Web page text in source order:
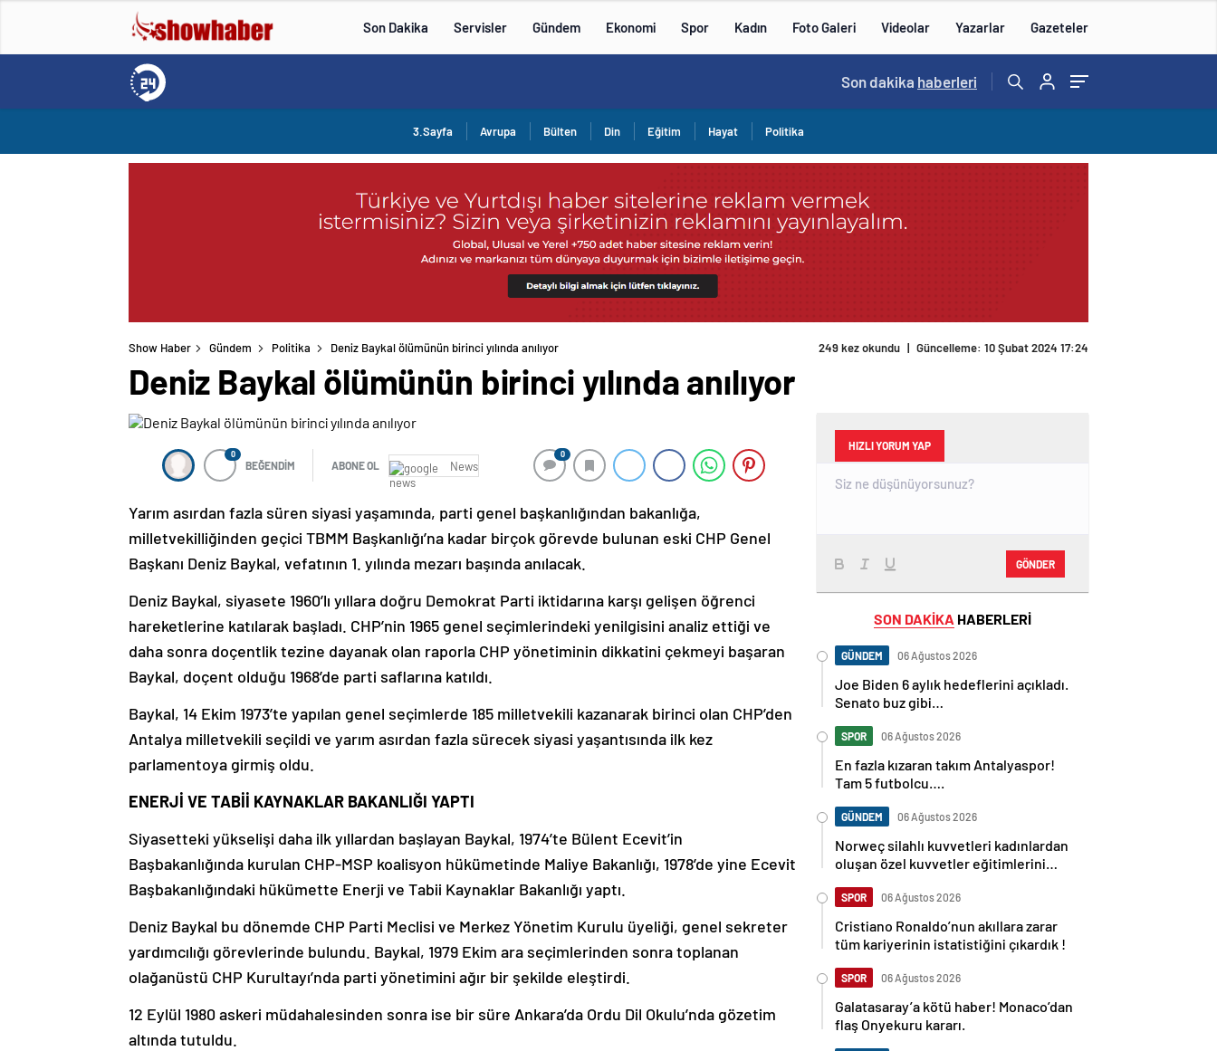
Son Dakika Servisler Gündem Ekonomi Spor Kadın Foto Galeri Videolar Yazarlar Gazeteler
Son dakika haberleri
3.Sayfa Avrupa Bülten Din Eğitim Hayat Politika
Show Haber Gündem Politika Deniz Baykal ölümünün birinci yılında anılıyor 249 kez okundu | Güncelleme: 10 Şubat 2024 17:24
Deniz Baykal ölümünün birinci yılında anılıyor
0
BEĞENDİM ABONE OL News
0
Yarım asırdan fazla süren siyasi yaşamında, parti genel başkanlığından bakanlığa,
milletvekilliğinden geçici TBMM Başkanlığı’na kadar birçok görevde bulunan eski CHP Genel
Başkanı Deniz Baykal, vefatının 1. yılında mezarı başında anılacak.
Deniz Baykal, siyasete 1960’lı yıllara doğru Demokrat Parti iktidarına karşı gelişen öğrenci
hareketlerine katılarak başladı. CHP’nin 1965 genel seçimlerindeki yenilgisini analiz ettiği ve
daha sonra doçentlik tezine dayanak olan raporla CHP yönetiminin dikkatini çekmeyi başaran
Baykal, doçent olduğu 1968’de parti saflarına katıldı.
Baykal, 14 Ekim 1973’te yapılan genel seçimlerde 185 milletvekili kazanarak birinci olan CHP’den
Antalya milletvekili seçildi ve yarım asırdan fazla sürecek siyasi yaşantısında ilk kez
parlamentoya girmiş oldu.
ENERJİ VE TABİİ KAYNAKLAR BAKANLIĞI YAPTI
Siyasetteki yükselişi daha ilk yıllardan başlayan Baykal, 1974’te Bülent Ecevit’in
Başbakanlığında kurulan CHP-MSP koalisyon hükümetinde Maliye Bakanlığı, 1978’de yine Ecevit
Başbakanlığındaki hükümette Enerji ve Tabii Kaynaklar Bakanlığı yaptı.
Deniz Baykal bu dönemde CHP Parti Meclisi ve Merkez Yönetim Kurulu üyeliği, genel sekreter
yardımcılığı görevlerinde bulundu. Baykal, 1979 Ekim ara seçimlerinden sonra toplanan
olağanüstü CHP Kurultayı’nda parti yönetimini ağır bir şekilde eleştirdi.
12 Eylül 1980 askeri müdahalesinden sonra ise bir süre Ankara’da Ordu Dil Okulu’nda gözetim
altında tutuldu.
HIZLI YORUM YAP
GÖNDER
SON DAKİKA HABERLERİ
GÜNDEM 06 Ağustos 2026
Joe Biden 6 aylık hedeflerini açıkladı.
Senato buz gibi…
SPOR 06 Ağustos 2026
En fazla kızaran takım Antalyaspor!
Tam 5 futbolcu….
GÜNDEM 06 Ağustos 2026
Norweç silahlı kuvvetleri kadınlardan
oluşan özel kuvvetler eğitimlerini
SPOR 06 Ağustos 2026
Cristiano Ronaldo’nun akıllara zarar
tüm kariyerinin istatistiğini çıkardık !
SPOR 06 Ağustos 2026
Galatasaray’a kötü haber! Monaco’dan
flaş Onyekuru kararı.